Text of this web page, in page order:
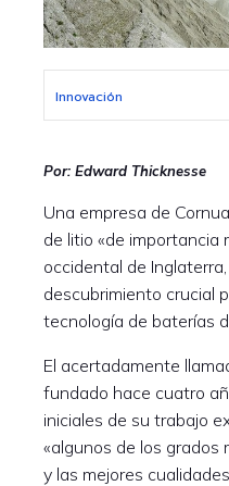
Innovación
Por: Edward Thicknesse
Una empresa de
de litio «de importancia
occidental de
descubrimiento crucial
tecnología de baterías
El acertadamente
fundado hace cuatro
iniciales de su trabajo
«algunos de los grados
y las mejores